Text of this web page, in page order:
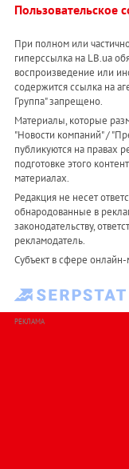
Пользовательское
При полном или
гиперссылка на LB.ua
воспроизведение или
содержится ссылка на
Группа" запрещено.
Материалы, которые
"Новости компаний" /
публикуются на правах
подготовке этого
материалах.
Редакция не несет
обнародованные в
законодательству,
рекламодатель.
Субъект в сфере
РЕКЛАМА